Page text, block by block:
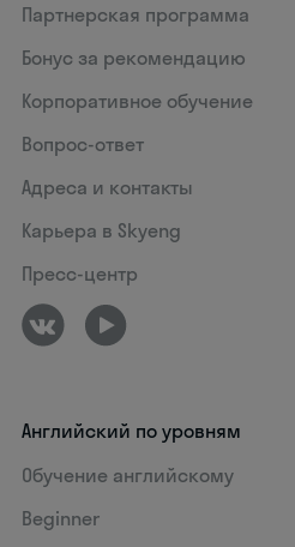
Партнерская программа
Бонус за рекомендацию
Корпоративное обучение
Вопрос-ответ
Адреса и контакты
Карьера в Skyeng
Пресс-центр
Английский по уровням
Обучение английскому
Beginner